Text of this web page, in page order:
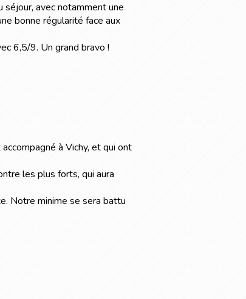
avec notamment une
bonne régularité face aux
6,5/9. Un grand bravo !
à Vichy, et qui ont
les plus forts, qui aura
Notre minime se sera battu